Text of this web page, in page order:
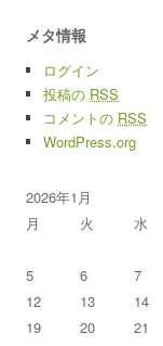
メタ情報
ログイン
投稿の RSS
コメントの RSS
WordPress.org
2026年1月
月
火 水
5
6 7
12
13 14
19
20 21